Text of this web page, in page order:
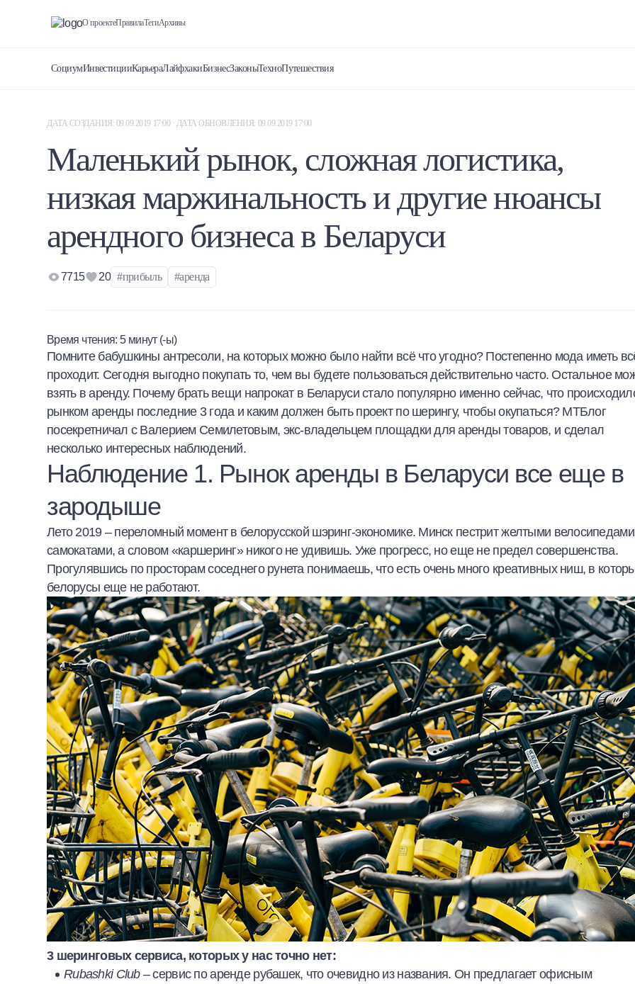
О проектеПравилаТегиАрхивы
СоциумИнвестицииКарьераЛайфхакиБизнесЗаконыТехноПутешествия
Халва
Онлайн-обменник
Премиальный сервис Prime Line
Мобильный банк MOBY
Потребительский кредит
Карта КАКТУС
Продукты для Бизнеса
ДАТА СОЗДАНИЯ: 09.09.2019 17:00 · ДАТА ОБНОВЛЕНИЯ: 09.09.2019 17:00
Маленький рынок, сложная логистика,
низкая маржинальность и другие нюансы
арендного бизнеса в Беларуси
7715 20 #прибыль #аренда
Время чтения:5 минут (-ы)
Помните бабушкины антресоли, на которых можно было найти всё что угодно? Постепенно мода иметь
проходит. Сегодня выгодно покупать то, чем вы будете пользоваться действительно часто. Остальное
взять в аренду. Почему брать вещи напрокат в Беларуси стало популярно именно сейчас, что
рынком аренды последние 3 года и каким должен быть проект по шерингу, чтобы окупаться? МТБлог
посекретничал с Валерием Семилетовым, экс-владельцем площадки для аренды товаров, и сделал
несколько интересных наблюдений.
Наблюдение 1. Рынок аренды в Беларуси все еще в
зародыше
Лето 2019 – переломный момент в белорусской шэринг-экономике. Минск пестрит желтыми
самокатами, а словом «каршеринг» никого не удивишь. Уже прогресс, но еще не предел совершенства.
Прогулявшись по просторам соседнего рунета понимаешь, что есть очень много креативных ниш, в
белорусы еще не работают.
3 шеринговых сервиса, которых у нас точно нет:
Rubashki Club– сервис по аренде рубашек, что очевидно из названия. Он предлагает офисным